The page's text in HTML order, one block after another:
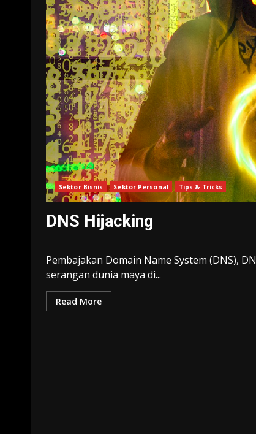
Sektor Bisnis Sektor Personal Tips & Tricks
DNS Hijacking
Pembajakan Domain Name System (DNS),
serangan dunia maya di...
Read More